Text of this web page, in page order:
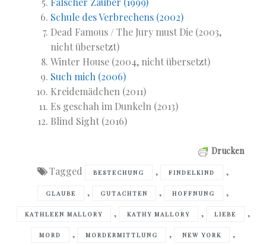
Schule des Verbrechens (2002)
Dead Famous / The Jury must Die (2003,
nicht übersetzt)
Winter House (2004, nicht übersetzt)
Such mich (2006)
Kreidemädchen (2011)
Es geschah im Dunkeln (2013)
Blind Sight (2016)
Drucken
Tagged BESTECHUNG , FINDELKIND ,
GLAUBE , GUTACHTEN , HOFFNUNG ,
KATHLEEN MALLORY , KATHY MALLORY , LIEBE ,
MORD , MORDERMITTLUNG , NEW YORK ,